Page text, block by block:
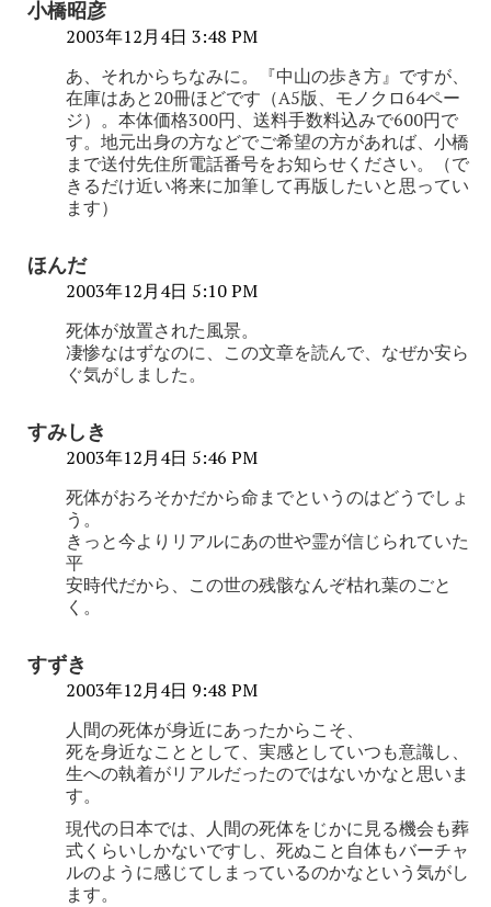
小橋昭彦
2003年12月4日 3:48 PM
あ、それからちなみに。『中山の歩き方』ですが、
在庫はあと20冊ほどです（A5版、モノクロ64ペー
ジ）。本体価格300円、送料手数料込みで600円で
す。地元出身の方などでご希望の方があれば、小橋
まで送付先住所電話番号をお知らせください。（で
きるだけ近い将来に加筆して再版したいと思ってい
ます）
ほんだ
2003年12月4日 5:10 PM
死体が放置された風景。
凄惨なはずなのに、この文章を読んで、なぜか安ら
ぐ気がしました。
すみしき
2003年12月4日 5:46 PM
死体がおろそかだから命までというのはどうでしょ
う。
きっと今よりリアルにあの世や霊が信じられていた
平
安時代だから、この世の残骸なんぞ枯れ葉のごと
く。
すずき
2003年12月4日 9:48 PM
人間の死体が身近にあったからこそ、
死を身近なこととして、実感としていつも意識し、
生への執着がリアルだったのではないかなと思いま
す。
現代の日本では、人間の死体をじかに見る機会も葬
式くらいしかないですし、死ぬこと自体もバーチャ
ルのように感じてしまっているのかなという気がし
ます。